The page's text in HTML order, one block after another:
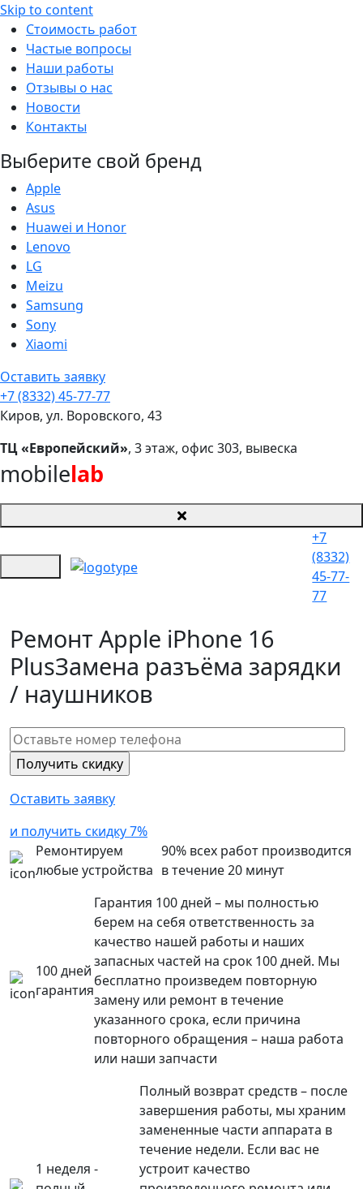
Skip to content
Стоимость работ
Частые вопросы
Наши работы
Отзывы о нас
Новости
Контакты
Выберите свой бренд
Apple
Asus
Huawei и Honor
Lenovo
LG
Meizu
Samsung
Sony
Xiaomi
Оставить заявку
+7 (8332) 45-77-77
Киров, ул. Воровского, 43
ТЦ «Европейский», 3 этаж, офис 303, вывеска
mobilelab
+7
(8332)
45-77-
77
Ремонт Apple iPhone 16
PlusЗамена разъёма зарядки
/ наушников
Оставить заявку
и получить скидку 7%
Ремонтируем
любые устройства
90% всех работ производится
в течение 20 минут
100 дней
гарантия
Гарантия 100 дней – мы полностью
берем на себя ответственность за
качество нашей работы и наших
запасных частей на срок 100 дней. Мы
бесплатно произведем повторную
замену или ремонт в течение
указанного срока, если причина
повторного обращения – наша работа
или наши запчасти
1 неделя -
Полный возврат средств – после
завершения работы, мы храним
замененные части аппарата в
течение недели. Если вас не
устроит качество